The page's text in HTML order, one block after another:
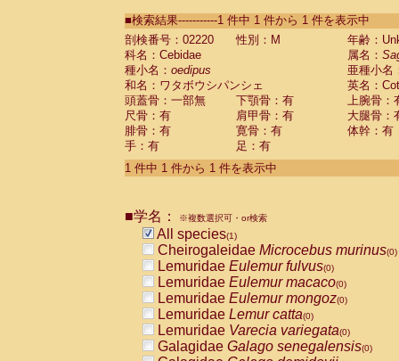
CebidaeSaguinus labiatus(0)
Cebidae Saguinus leucopus (0)
Cebidae
Cebidae
CebidaeSaguinus nigricollis (0)
Cebidae Saguinus oedipus
Cebidae Saguinus weddelli
Cebidae Saguinusspp.
Cebidae Aotus trivirgatus
Cebidae Cebus albifrons
CebidaeCebus nigrivittatus
CebidaeCebus
CebidaeSaimiri boliviensis(0)
CebidaeSaimiri sciureus(0)
AtelidaeAlouatta caraya(0)
AtelidaeAlouatta fusca(0)
AtelidaeAlouatta seniculus
AtelidaeAlouattaspp.(0)
AtelidaeAteles belzebuth(0)
■検索結果-----------1 件中 1 件から 1 件を表示中
剖検番号：02220
性別：M
年齢：
科名：Cebidae
属名：
種小名： oedipus
亜種小名
和名：ワタボウシパンシェ
英名：
頭蓋骨：一部無
下顎骨：有
上腕骨：
尺骨：有
肩甲骨：有
大腿骨：
腓骨：有
寛骨：有
体幹：有
手：有
足：有
1 件中 1 件から 1 件を表示中
■学名： ※複数選択可・or検索
All species(1)
Cheirogaleidae Microcebus murinus(0)
Lemuridae Eulemur fulvus(0)
Lemuridae Eulemur macaco(0)
Lemuridae Eulemur mongoz(0)
Lemuridae Lemur catta(0)
Lemuridae Varecia variegata(0)
Galagidae Galago senegalensis(0)